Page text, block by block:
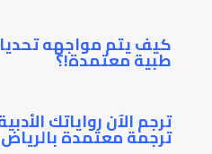
كيف يتم مواجهه
طبية معتمدة!؟
ترجم الآن رواياتك
ترجمة معتمدة بالرياض